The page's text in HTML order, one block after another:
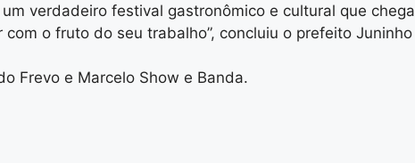
verdadeiro festival gastronômico e cultural que chega
o fruto do seu trabalho”, concluiu o prefeito Juninho
Frevo e Marcelo Show e Banda.